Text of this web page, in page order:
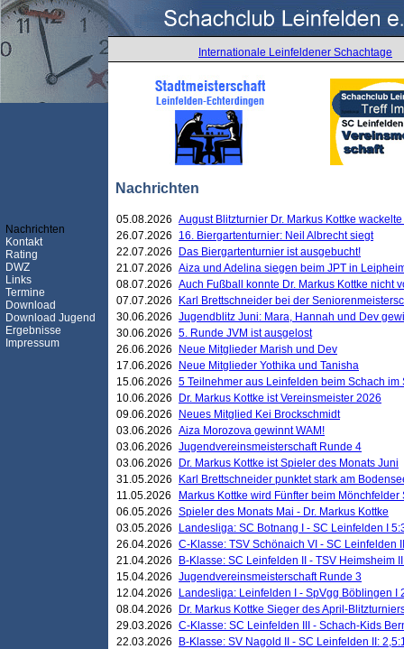
Internationale Leinfeldener Schachtage
Nachrichten
Nachrichten
Kontakt
Rating
DWZ
Links
Termine
Download
Download Jugend
Ergebnisse
Impressum
05.08.2026 August Blitzturnier Dr. Markus Kottke
26.07.2026
16. Biergartenturnier: Neil Albrecht siegt
22.07.2026
Das Biergartenturnier ist ausgebucht!
21.07.2026 Aiza und Adelina siegen beim JPT in
08.07.2026 Auch Fußball konnte Dr. Markus Kottke nicht
07.07.2026
Karl Brettschneider bei der
30.06.2026 Jugendblitz Juni: Mara, Hannah und Dev
30.06.2026 5. Runde JVM ist ausgelost
26.06.2026
Neue Mitglieder Marish und Dev
17.06.2026
Neue Mitglieder Yothika und Tanisha
15.06.2026 5 Teilnehmer aus Leinfelden beim Schach
10.06.2026
Dr. Markus Kottke ist Vereinsmeister 2026
09.06.2026
Neues Mitglied Kei Brockschmidt
03.06.2026 Aiza Morozova gewinnt WAM!
03.06.2026 Jugendvereinsmeisterschaft Runde 4
03.06.2026
Dr. Markus Kottke ist Spieler des Monats Juni
31.05.2026
Karl Brettschneider punktet stark am
11.05.2026
Markus Kottke wird Fünfter beim
06.05.2026 Spieler des Monats Mai - Dr. Markus Kottke
03.05.2026
Landesliga: SC Botnang I - SC Leinfelden I
26.04.2026 C-Klasse: TSV Schönaich VI - SC Leinfelden
21.04.2026
B-Klasse: SC Leinfelden II - TSV Heimsheim
15.04.2026 Jugendvereinsmeisterschaft Runde 3
12.04.2026
Landesliga: Leinfelden I - SpVgg Böblingen I
08.04.2026
Dr. Markus Kottke Sieger des April-
29.03.2026 C-Klasse: SC Leinfelden III - Schach-Kids
22.03.2026
B-Klasse: SV Nagold II - SC Leinfelden II: